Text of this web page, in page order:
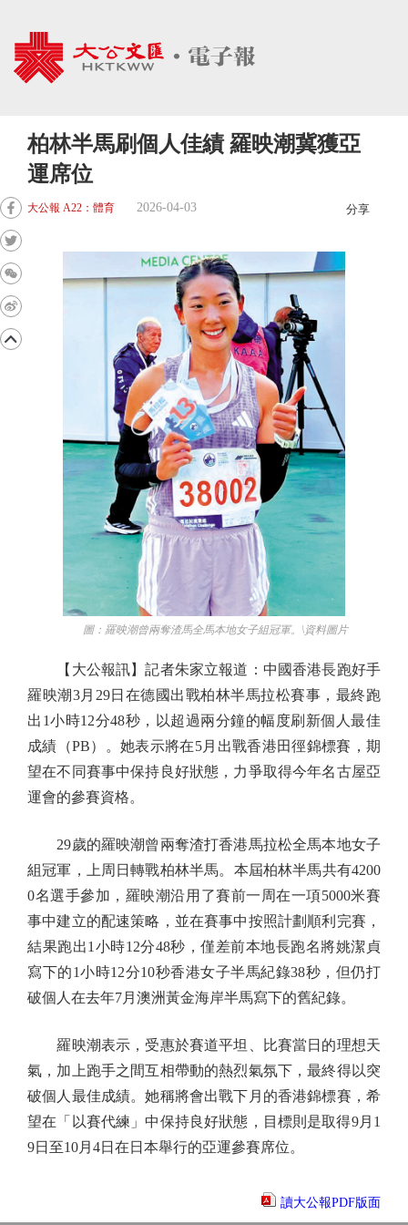
柏林半馬刷個人佳績 羅映潮冀獲亞
運席位
大公報 A22：體育 2026-04-03 分享
圖：羅映潮曾兩奪渣馬全馬本地女子組冠軍。\資料圖片
【大公報訊】記者朱家立報道：中國香港長跑好手
羅映潮3月29日在德國出戰柏林半馬拉松賽事，最終跑
出1小時12分48秒，以超過兩分鐘的幅度刷新個人最佳
成績（PB）。她表示將在5月出戰香港田徑錦標賽，期
望在不同賽事中保持良好狀態，力爭取得今年名古屋亞
運會的參賽資格。
29歲的羅映潮曾兩奪渣打香港馬拉松全馬本地女子
組冠軍，上周日轉戰柏林半馬。本屆柏林半馬共有4200
0名選手參加，羅映潮沿用了賽前一周在一項5000米賽
事中建立的配速策略，並在賽事中按照計劃順利完賽，
結果跑出1小時12分48秒，僅差前本地長跑名將姚潔貞
寫下的1小時12分10秒香港女子半馬紀錄38秒，但仍打
破個人在去年7月澳洲黃金海岸半馬寫下的舊紀錄。
羅映潮表示，受惠於賽道平坦、比賽當日的理想天
氣，加上跑手之間互相帶動的熱烈氣氛下，最終得以突
破個人最佳成績。她稱將會出戰下月的香港錦標賽，希
望在「以賽代練」中保持良好狀態，目標則是取得9月1
9日至10月4日在日本舉行的亞運參賽席位。
讀大公報PDF版面